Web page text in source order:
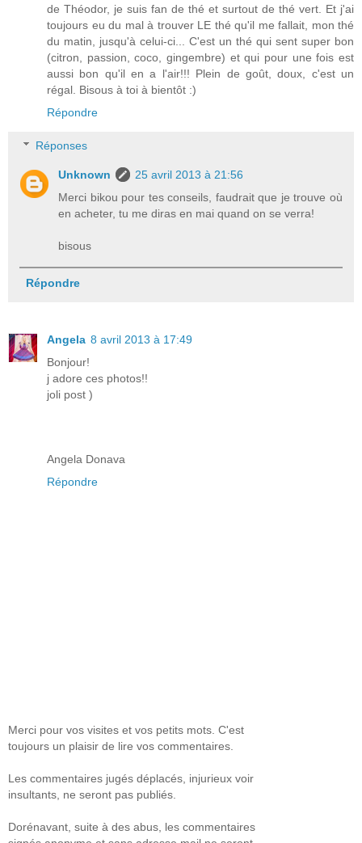
de Théodor, je suis fan de thé et surtout de thé vert. Et j'ai
toujours eu du mal à trouver LE thé qu'il me fallait, mon thé
du matin, jusqu'à celui-ci... C'est un thé qui sent super bon
(citron, passion, coco, gingembre) et qui pour une fois est
aussi bon qu'il en a l'air!!! Plein de goût, doux, c'est un
régal. Bisous à toi à bientôt :)
Répondre
Réponses
Unknown
25 avril 2013 à 21:56
Merci bikou pour tes conseils, faudrait que je trouve où
en acheter, tu me diras en mai quand on se verra!
bisous
Répondre
Angela 8 avril 2013 à 17:49
Bonjour!
j adore ces photos!!
joli post )
Angela Donava
Répondre
Merci pour vos visites et vos petits mots. C'est
toujours un plaisir de lire vos commentaires.
Les commentaires jugés déplacés, injurieux voir
insultants, ne seront pas publiés.
Dorénavant, suite à des abus, les commentaires